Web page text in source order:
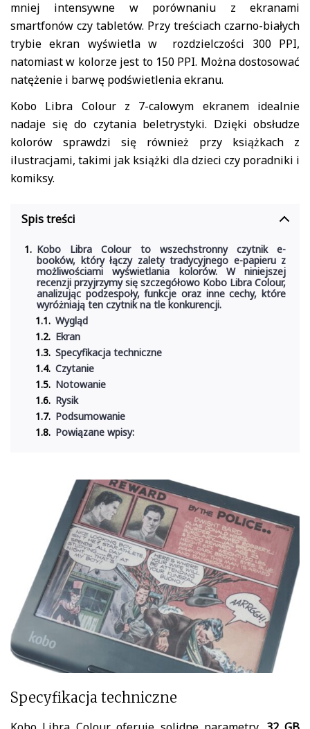
mniej intensywne w porównaniu z ekranami
smartfonów czy tabletów. Przy treściach czarno-białych
trybie ekran wyświetla w rozdzielczości 300 PPI,
natomiast w kolorze jest to 150 PPI​. Można dostosować
natężenie i barwę podświetlenia ekranu.
Kobo Libra Colour z 7-calowym ekranem idealnie
nadaje się do czytania beletrystyki. Dzięki obsłudze
kolorów sprawdzi się również przy książkach z
ilustracjami, takimi jak książki dla dzieci czy poradniki i
komiksy.
Spis treści
Kobo Libra Colour to wszechstronny czytnik e-
booków, który łączy zalety tradycyjnego e-papieru z
możliwościami wyświetlania kolorów. W niniejszej
recenzji przyjrzymy się szczegółowo Kobo Libra Colour,
analizując podzespoły, funkcje oraz inne cechy, które
wyróżniają ten czytnik na tle konkurencji.
Wygląd
Ekran
Specyfikacja techniczne
Czytanie
Notowanie
Rysik
Podsumowanie
Powiązane wpisy:
Specyfikacja techniczne